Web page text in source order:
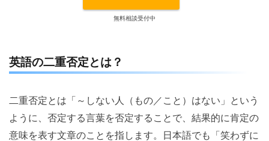
無料相談受付中
英語の二重否定とは？
二重否定とは「～しない人（もの／こと）はない」という
ように、否定する言葉を否定することで、結果的に肯定の
意味を表す文章のことを指します。日本語でも「笑わずに